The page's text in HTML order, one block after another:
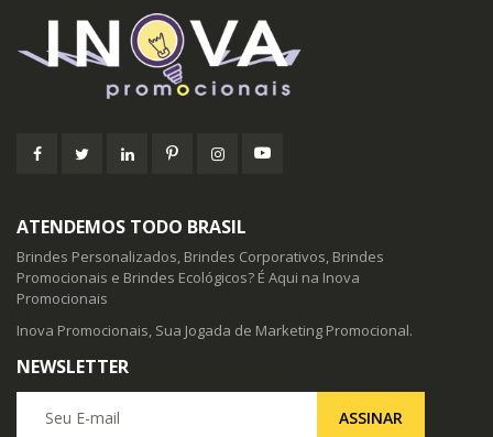
ATENDEMOS TODO BRASIL
Brindes Personalizados, Brindes Corporativos, Brindes
Promocionais e Brindes Ecológicos? É Aqui na Inova
Promocionais
Inova Promocionais, Sua Jogada de Marketing Promocional.
NEWSLETTER
ASSINAR